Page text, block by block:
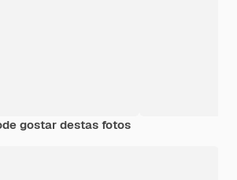
gostar destas fotos